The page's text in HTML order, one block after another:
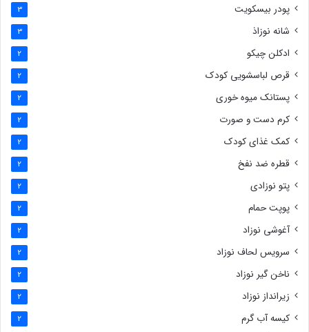
پودر بیسکویت 3
شانه نوزاذ 3
ادکلن چیکو 2
قرص لباسشویی کودک 2
پستانک میوه خوری 2
کرم دست و صورت 2
کمک غذای کودک 2
قطره ضد نفخ 2
پتو نوزادی 2
پوپت حمام 2
آغوشی نوزاد 2
سرویس لحاف نوزاد 2
ناخن گیر نوزاد 2
زیرانداز نوزاد 2
کیسه آب گرم 2